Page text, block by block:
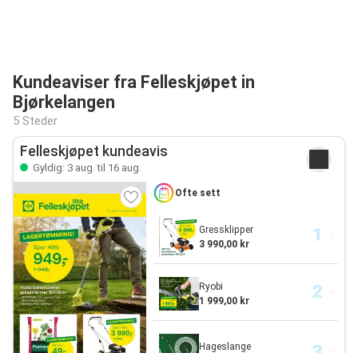
Kundeaviser fra Felleskjøpet in
Bjørkelangen
5 Steder
Felleskjøpet kundeavis
Gyldig: 3 aug. til 16 aug.
Ofte sett
Gressklipper
3 990,00 kr
Ryobi
1 999,00 kr
Hageslange